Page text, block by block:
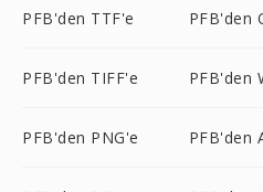
PFB'den TTF'e PFB'den
PFB'den TIFF'e PFB'den
PFB'den PNG'e PFB'den